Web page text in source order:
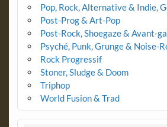
Pop, Rock, Alternative & Indie,
Post-Prog & Art-Pop
Post-Rock, Shoegaze & Avant-
Psyché, Punk, Grunge & Noise-
Rock Progressif
Stoner, Sludge & Doom
Triphop
World Fusion & Trad